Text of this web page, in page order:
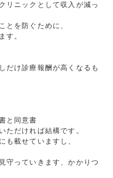
リニックとして収入が減っ
とを防ぐために、
す。
だけ診療報酬が高くなるも
と同意書
ただければ結構です。
も載せていますし、
守っていきます、かかりつ